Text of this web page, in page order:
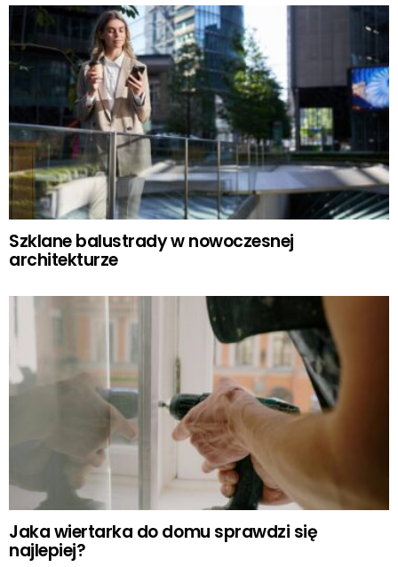
Szklane balustrady w nowoczesnej
architekturze
Jaka wiertarka do domu sprawdzi się
najlepiej?